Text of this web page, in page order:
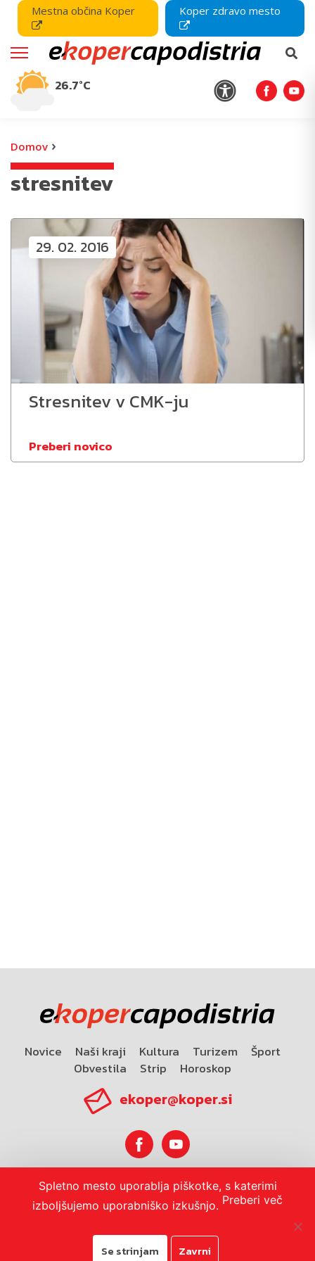
Mestna občina Koper Koper zdravo mesto
26.7°C
Domov ›
stresnitev
29. 02. 2016
Stresnitev v CMK-ju
Preberi novico
Novice Naši kraji Kultura Turizem
Šport
Obvestila
Strip Horoskop
ekoper@koper.si
Horoskop
Spletno mesto uporablja piškotke, s katerimi
izboljšujemo uporabniško izkušnjo. Preberi več
Se strinjam Zavrni